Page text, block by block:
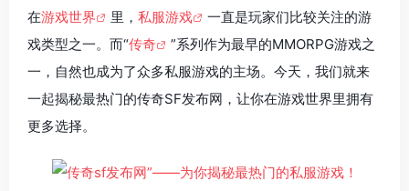
在游戏世界 里， 私服游戏
一直是玩家们比较关注的游
戏类型之一。而“传奇
”系列作为最早的MMORPG游戏之
一，自然也成为了众多私服游戏的主场。今天，我们就来
一起揭秘最热门的传奇SF发布网，让你在游戏世界里拥有
更多选择。